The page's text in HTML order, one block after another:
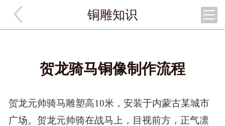
铸铜雕塑
铜雕知识
贺龙骑马铜像制作流程
贺龙元帅骑马雕塑高10米，安装于内蒙古某城市
广场。 贺龙元帅骑在战马上，目视前方， 正气凛